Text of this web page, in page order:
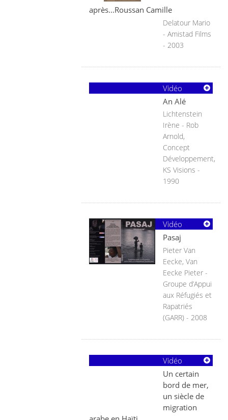
après...Roussan Camille
Delatour Mario
- Amistad Films
- 2003
Vidéo
An Alé
Lichtenstein
Irène - Rob
Arnold,
Concept
Développement,
KS Visions -
1990
Vidéo
Pasaj
Pieter Van
Eecke, Van
Eecke Pieter -
Groupe d’Appui
aux Réfugiés et
Rapatriés
(GARR) - 2008
Vidéo
Un certain
bord de mer,
un siècle de
migration